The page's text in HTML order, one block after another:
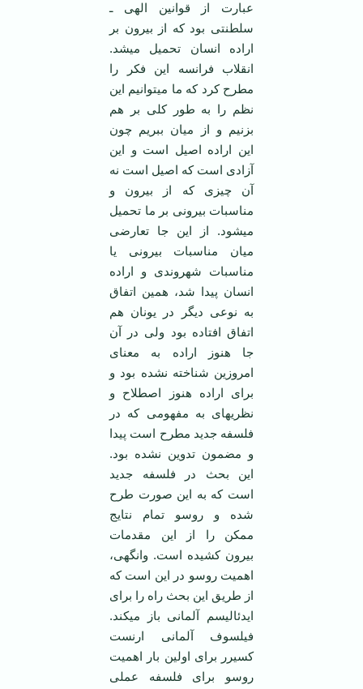
عبارت از قوانین الهی ـ
سلطنتی بود که از بیرون بر
اراده انسان تحمیل می­شد.
انقلاب فرانسه این فکر را
مطرح کرد که ما می­توانیم این
نظم را به طور کلی بر هم
بزنیم و از میان ببریم چون
این اراده اصیل است و این
آزادی است که اصیل است نه
آن چیزی که از بیرون و
مناسبات بیرونی بر ما تحمیل
می­شود. از این جا تعارضی
میان مناسبات بیرونی یا
مناسبات شهروندی و اراده
انسان پیدا شد، همین اتفاق
به نوعی دیگر در یونان هم
اتفاق افتاده بود ولی در آن
جا هنوز اراده به معنای
امروزین شناخته نشده بود و
برای اراده هنوز اصطلاح و
نظریه­ای به مفهومی که در
فلسفه جدید مطرح است پیدا
و مضمون تدوین نشده بود.
این بحث در فلسفه جدید
است که به این صورت طرح
شده و روسو تمام نتایج
ممکن را از این مقدمات
بیرون کشیده است. وانگهی،
اهمیت روسو در این است که
از طریق این بحث راه را برای
ایدئالیسم آلمانی باز می­کند.
فیلسوف آلمانی ارنست
کسیرر برای اولین بار اهمیت
روسو برای فلسفه عملی